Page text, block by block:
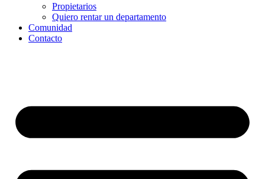
Propietarios
Quiero rentar un departamento
Comunidad
Contacto